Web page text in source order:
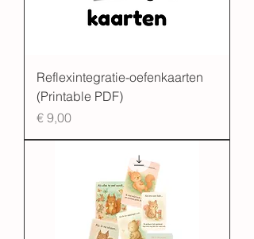
Reflexintegratie-oefenkaarten
(Printable PDF)
Prijs
€ 9,00